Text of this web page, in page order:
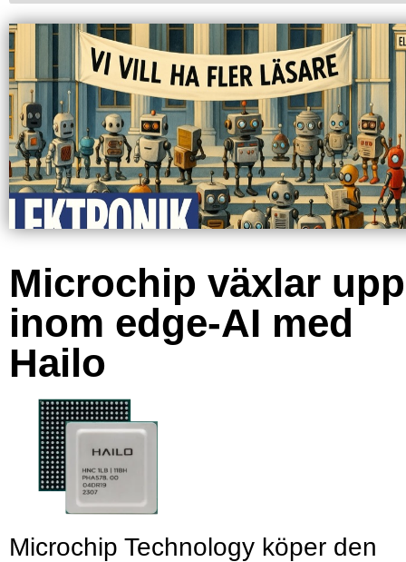
Microchip växlar upp
inom edge-AI med
Hailo
Microchip Technology köper den